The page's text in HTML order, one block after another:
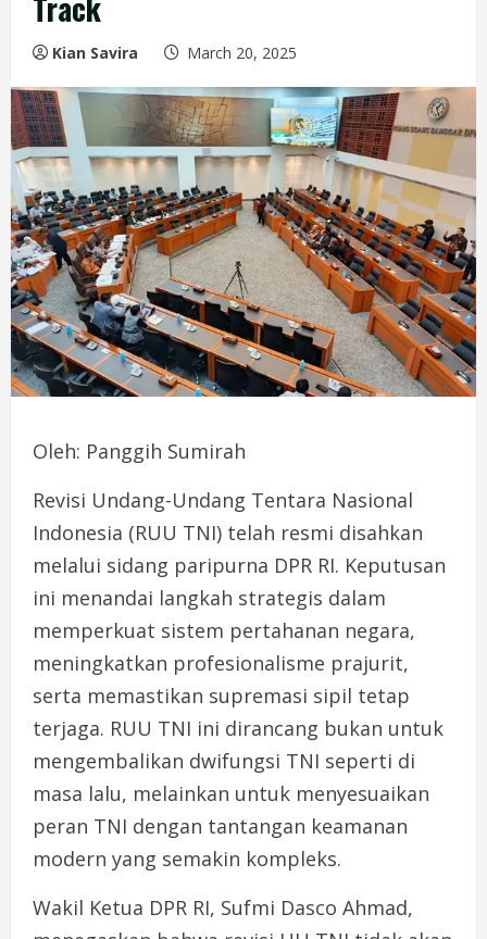
Kian Savira March 20, 2025
Oleh: Panggih Sumirah
Revisi Undang-Undang Tentara Nasional
Indonesia (RUU TNI) telah resmi disahkan
melalui sidang paripurna DPR RI. Keputusan
ini menandai langkah strategis dalam
memperkuat sistem pertahanan negara,
meningkatkan profesionalisme prajurit,
serta memastikan supremasi sipil tetap
terjaga. RUU TNI ini dirancang bukan untuk
mengembalikan dwifungsi TNI seperti di
masa lalu, melainkan untuk menyesuaikan
peran TNI dengan tantangan keamanan
modern yang semakin kompleks.
Wakil Ketua DPR RI, Sufmi Dasco Ahmad,